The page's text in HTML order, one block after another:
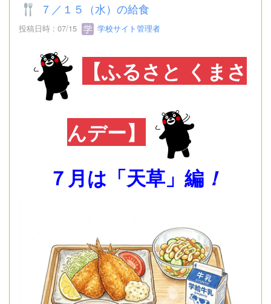
７／１５（水）の給食
投稿日時 : 07/15 学校サイト管理者
【ふるさと くまさ
んデー】
７月は「天草」編！